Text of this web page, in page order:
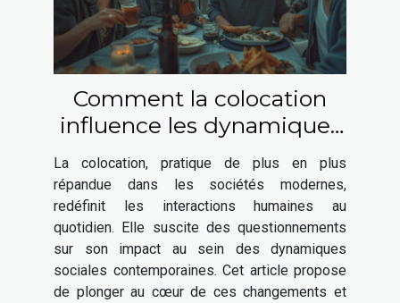
Comment la colocation
influence les dynamiques
sociales contemporaines
La colocation, pratique de plus en plus
répandue dans les sociétés modernes,
redéfinit les interactions humaines au
quotidien. Elle suscite des questionnements
sur son impact au sein des dynamiques
sociales contemporaines. Cet article propose
de plonger au cœur de ces changements et